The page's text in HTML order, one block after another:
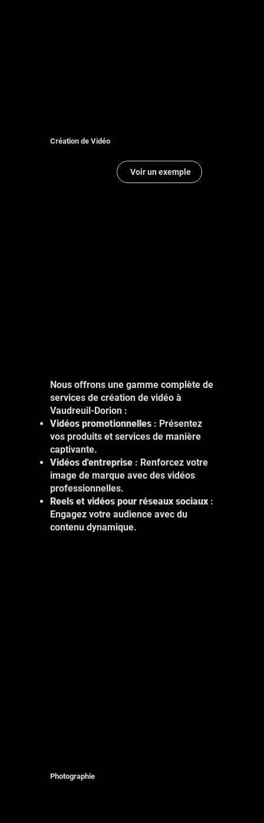
Création de Vidéo
Voir un exemple
Nous offrons une gamme complète de
services de création de vidéo à
Vaudreuil-Dorion :
Vidéos promotionnelles: Présentez
vos produits et services de manière
captivante.
Vidéos d'entreprise: Renforcez votre
image de marque avec des vidéos
professionnelles.
Reels et vidéos pour réseaux sociaux :
Engagez votre audience avec du
contenu dynamique.
Photographie